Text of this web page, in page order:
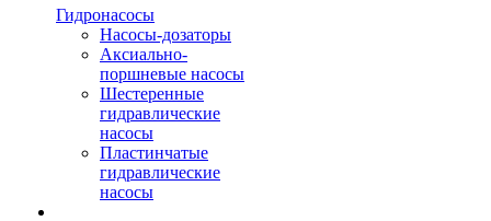
Гидронасосы
Насосы-дозаторы
Аксиально-
поршневые насосы
Шестеренные
гидравлические
насосы
Пластинчатые
гидравлические
насосы